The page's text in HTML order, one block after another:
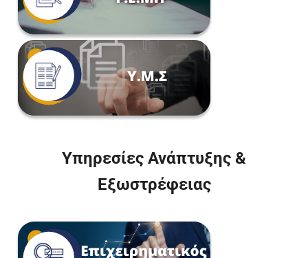
Υπηρεσίες Ανάπτυξης &
Εξωστρέφειας